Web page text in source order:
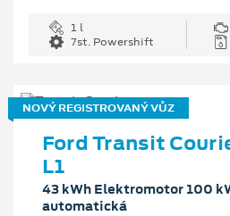
1 l
7st. Powershift
NOVÝ REGISTROVANÝ VŮZ
Ford Transit
L1
43 kWh Elektromotor 100
automatická